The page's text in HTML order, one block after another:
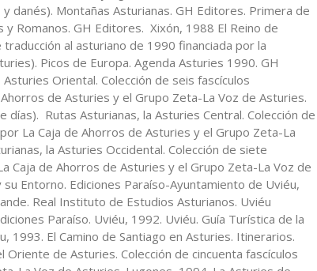
danés). Montañas Asturianas. GH Editores. Primera de
Romanos. GH Editores. Xixón, 1988 El Reino de
al asturiano de 1990 financiada por la
Picos de Europa. Agenda Asturies 1990. GH
Oriental. Colección de seis fascículos
de Asturies y el Grupo Zeta-La Voz de Asturies.
días). Rutas Asturianas, la Asturies Central. Colección de
La Caja de Ahorros de Asturies y el Grupo Zeta-La
la Asturies Occidental. Colección de siete
Caja de Ahorros de Asturies y el Grupo Zeta-La Voz de
Entorno. Ediciones Paraíso-Ayuntamiento de Uviéu,
Real Instituto de Estudios Asturianos. Uviéu
Paraíso. Uviéu, 1992. Uviéu. Guía Turística de la
1993. El Camino de Santiago en Asturies. Itinerarios.
de Asturies. Colección de cincuenta fascículos